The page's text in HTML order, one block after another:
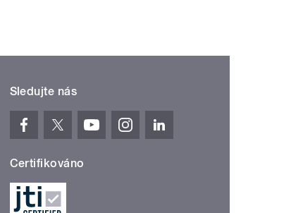
Sledujte nás
Certifikováno